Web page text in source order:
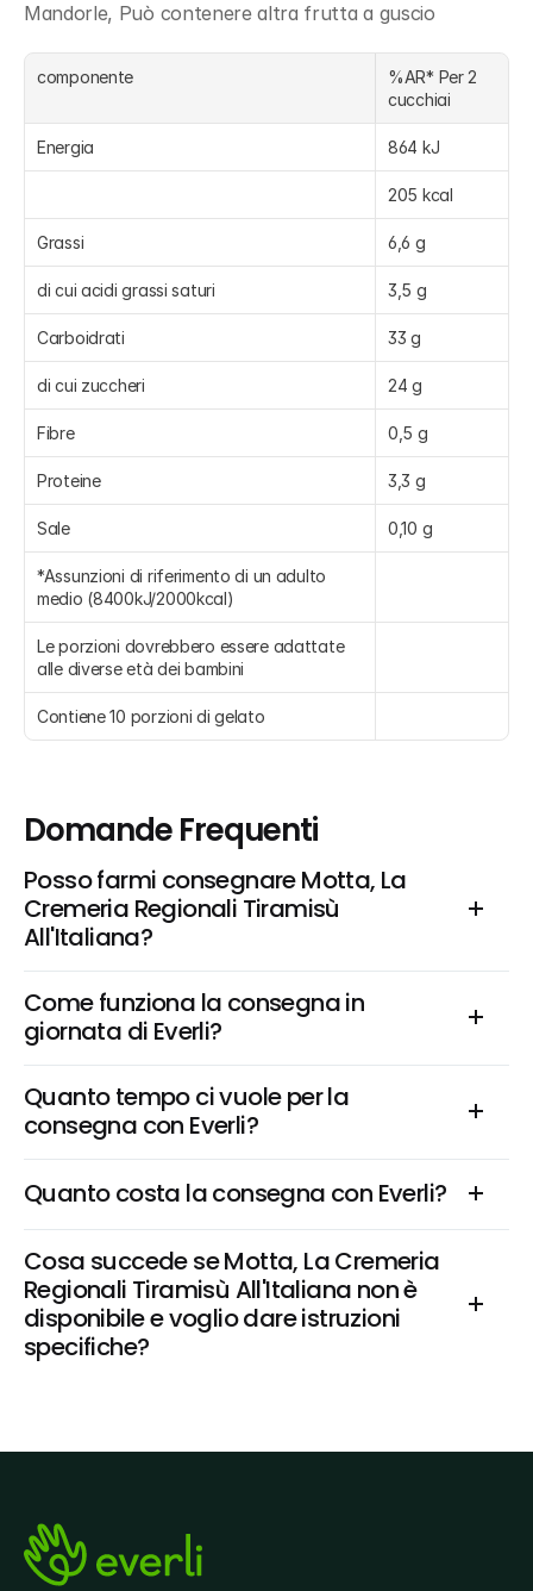
Mandorle, Può contenere altra frutta a guscio
componente
%AR* Per 2
cucchiai
Energia 864 kJ
205 kcal
Grassi 6,6 g
di cui acidi grassi saturi 3,5 g
Carboidrati 33 g
di cui zuccheri 24 g
Fibre 0,5 g
Proteine 3,3 g
Sale 0,10 g
*Assunzioni di riferimento di un adulto
medio (8400kJ/2000kcal)
Le porzioni dovrebbero essere adattate
alle diverse età dei bambini
Contiene 10 porzioni di gelato
Domande Frequenti
Posso farmi consegnare Motta, La
Cremeria Regionali Tiramisù
All'Italiana?
Come funziona la consegna in
giornata di Everli?
Quanto tempo ci vuole per la
consegna con Everli?
Quanto costa la consegna con Everli?
Cosa succede se Motta, La Cremeria
Regionali Tiramisù All'Italiana non è
disponibile e voglio dare istruzioni
specifiche?